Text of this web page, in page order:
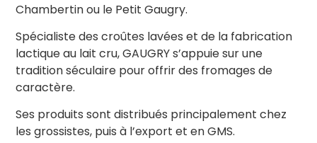
Chambertin ou le Petit Gaugry.
Spécialiste des croûtes lavées et de la fabrication
lactique au lait cru, GAUGRY s’appuie sur une
tradition séculaire pour offrir des fromages de
caractère.
Ses produits sont distribués principalement chez
les grossistes, puis à l’export et en GMS.